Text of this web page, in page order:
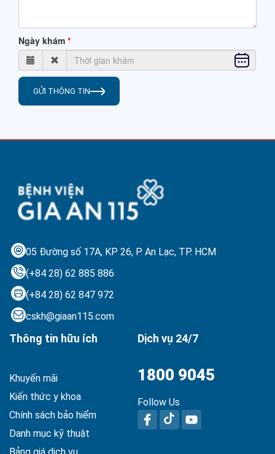
Ngày khám
GỬI THÔNG TIN
05 Đường số 17A, KP 26, P. An Lạc, TP. HCM
(+84 28) 62 885 886
(+84 28) 62 847 972
cskh@giaan115.com
Thông tin hữu ích
Khuyến mãi
Kiến thức y khoa
Chính sách bảo hiểm
Danh mục kỹ thuật
Dịch vụ 24/7
1800 9045
Follow Us